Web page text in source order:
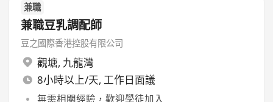
兼職
兼職豆乳調配師
豆之國際香港控股有限公司
觀塘, 九龍灣
8小時以上/天, 工作日面議
無需相關經驗，歡迎學徒加入